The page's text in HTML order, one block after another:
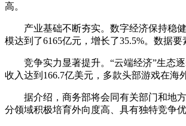
高。
产业基础不断夯实。数字经济保持稳健
模达到了6165亿元，增长了35.5%。数据
竞争实力显著提升。“云端经济”生态逐
收入达到166.7亿美元，多款头部游戏在海
据介绍，商务部将会同有关部门和地方
分领域积极培育外向度高、具有独特竞争